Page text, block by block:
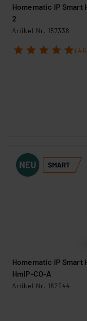
Homematic IP Smart
2
Artikel-Nr. 157338
1 2 3 4 5
Homematic IP Smart
HmIP-CO-A
Artikel-Nr. 162944